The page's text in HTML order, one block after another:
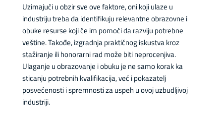
Uzimajući u obzir sve ove faktore, oni koji ulaze u
industriju treba da identifikuju relevantne obrazovne i
obuke resurse koji će im pomoći da razviju potrebne
veštine. Takođe, izgradnja praktičnog iskustva kroz
stažiranje ili honorarni rad može biti neprocenjiva.
Ulaganje u obrazovanje i obuku je ne samo korak ka
sticanju potrebnih kvalifikacija, već i pokazatelj
posvećenosti i spremnosti za uspeh u ovoj uzbudljivoj
industriji.